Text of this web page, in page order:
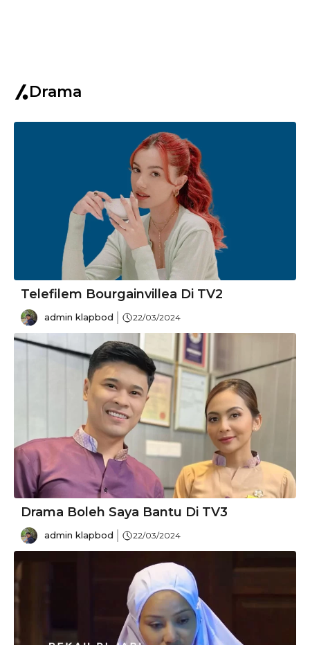
Drama
Telefilem Bourgainvillea Di TV2
admin klapbod 22/03/2024
Drama Boleh Saya Bantu Di TV3
admin klapbod 22/03/2024